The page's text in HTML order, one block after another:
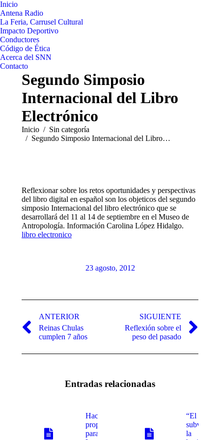
Inicio
Antena Radio
La Feria, Carrusel Cultural
Impacto Deportivo
Conductores
Código de Ética
Acerca del SNN
Contacto
Segundo Simposio
Internacional del Libro
Electrónico
Estás aquí:
Inicio
Sin categoría
Segundo Simposio Internacional del Libro…
Reflexionar sobre los retos oportunidades y perspectivas
del libro digital en español son los objeticos del segundo
simposio Internacional del libro electrónico que se
desarrollará del 11 al 14 de septiembre en el Museo de
Antropología. Información Carolina López Hidalgo.
libro electronico
23 agosto, 2012
entre
publicaciones
ANTERIOR
Publicación
anterior:
Reinas Chulas
cumplen 7 años
SIGUIENTE
Publicación
siguiente:
Reflexión sobre el
peso del pasado
Entradas relacionadas
Hacen
propuestas
para nueva
“El acto
la